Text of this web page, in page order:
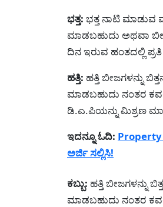
ಭತ್ತ: ಭತ್ತ ನಾಟಿ ಮಾಡುವ
ಮಾಡಬಹುದು ಅಥವಾ
ದಿನ ಇರುವ ಹಂತದಲ್ಲಿ
ಹತ್ತಿ: ಹತ್ತಿ ಬೀಜಗಳನ್ನು
ಮಾಡಬಹುದು ನಂತರ
ಡಿ.ಎ.ಪಿಯನ್ನು ಮಿಶ್ರಣ
ಇದನ್ನೂ ಓದಿ:
ಅರ್ಜಿ ಸಲ್ಲಿಸಿ!
ಕಬ್ಬು: ಹತ್ತಿ ಬೀಜಗಳನ್ನು
ಮಾಡಬಹುದು ನಂತರ